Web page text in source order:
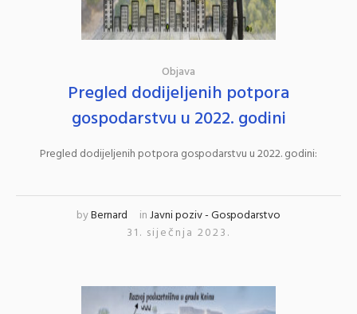
Objava
Pregled dodijeljenih potpora
gospodarstvu u 2022. godini
Pregled dodijeljenih potpora gospodarstvu u 2022. godini:
byBernard inJavni poziv - Gospodarstvo
31. siječnja 2023.